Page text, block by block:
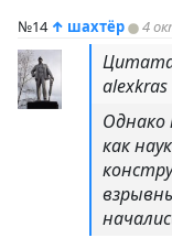
№14 ↑ шахтёр 4
alexkras
Однако
как